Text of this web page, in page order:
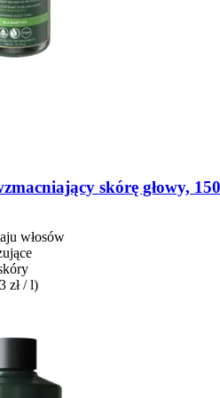
skórę głowy,
włosów
zł / l)